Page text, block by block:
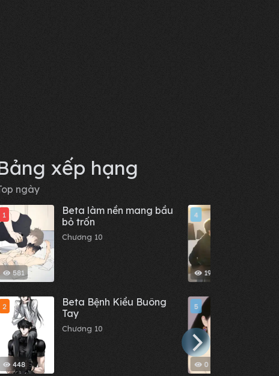
xếp hạng
ngày
581
1
Beta làm nền mang bầu
bỏ trốn
Chương 10
448
2
Beta Bệnh Kiều Buông
Tay
Chương 10
19.9 K
4
0
5